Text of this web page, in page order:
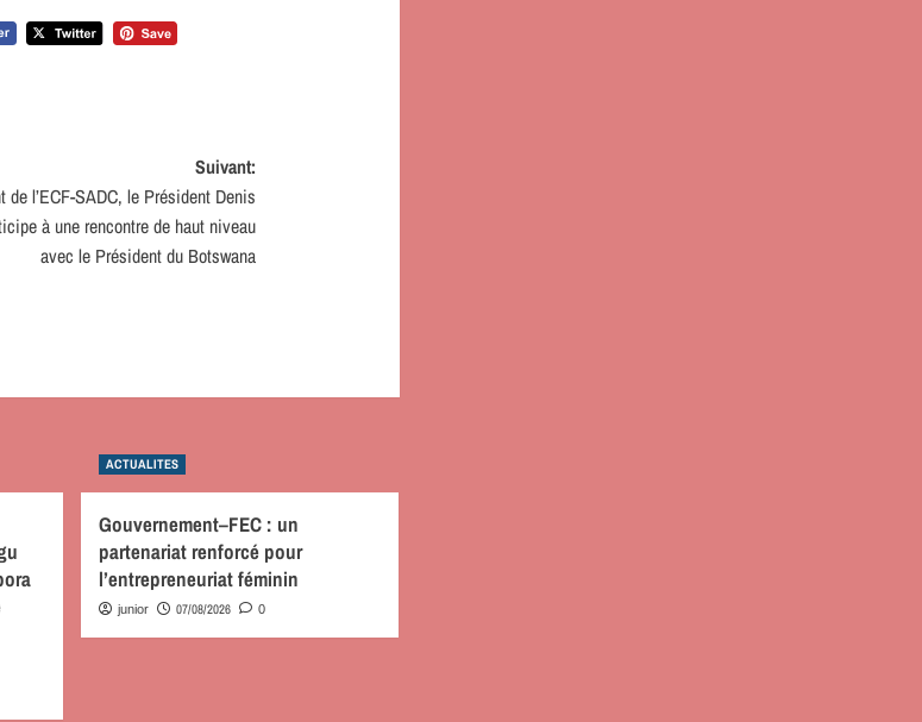
Suivant:
de l’ECF-SADC, le Président Denis
à une rencontre de haut niveau
avec le Président du Botswana
ACTUALITES
Gouvernement–FEC : un
partenariat renforcé pour
l’entrepreneuriat féminin
junior 07/08/2026 0